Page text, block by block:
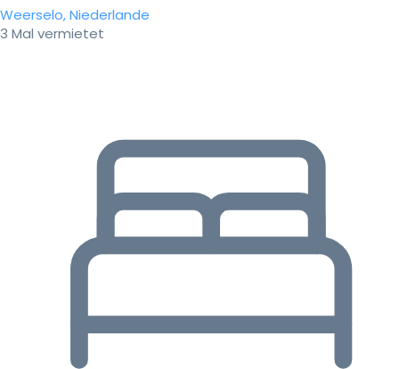
Weerselo, Niederlande
3 Mal vermietet